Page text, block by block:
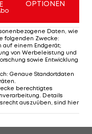
Am Stammtisch
Christopher Knett
OPTIONEN
Daten, wie
folgenden Zwecke:
auf einem Endgerät;
von Werbeleistung und
sowie Entwicklung
: Genaue Standortdaten
berechtigtes
Details
auszuüben, sind hier